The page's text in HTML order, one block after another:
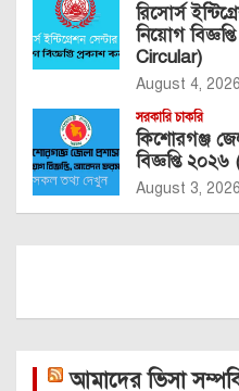
রিসোর্স
নিয়োগ
Circular)
August 4, 2026
সরকারি চাকরি
কিশোরগঞ্জ
বিজ্ঞপ্তি
August 3, 2026
আমাদের ভিসা